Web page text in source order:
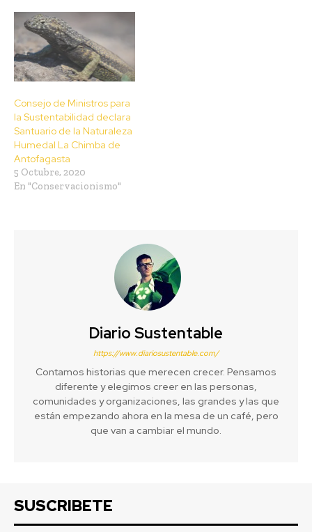
Consejo de Ministros para
la Sustentabilidad declara
Santuario de la Naturaleza
Humedal La Chimba de
Antofagasta
5 Octubre, 2020
En "Conservacionismo"
Diario Sustentable
https://www.diariosustentable.com/
Contamos historias que merecen crecer. Pensamos
diferente y elegimos creer en las personas,
comunidades y organizaciones, las grandes y las que
están empezando ahora en la mesa de un café, pero
que van a cambiar el mundo.
SUSCRIBETE